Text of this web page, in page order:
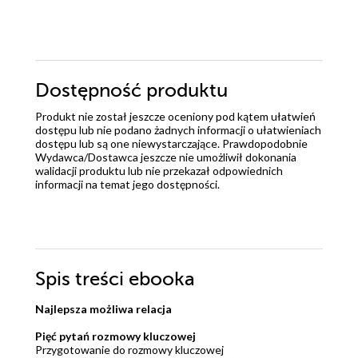
Dostępność produktu
Produkt nie został jeszcze oceniony pod kątem ułatwień
dostępu lub nie podano żadnych informacji o ułatwieniach
dostępu lub są one niewystarczające. Prawdopodobnie
Wydawca/Dostawca jeszcze nie umożliwił dokonania
walidacji produktu lub nie przekazał odpowiednich
informacji na temat jego dostępności.
Spis treści ebooka
Najlepsza możliwa relacja
Pięć pytań rozmowy kluczowej
Przygotowanie do rozmowy kluczowej